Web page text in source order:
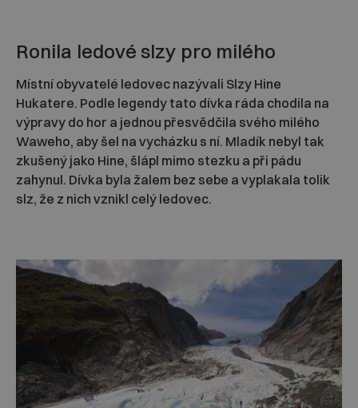
Ronila ledové slzy pro milého
Místní obyvatelé ledovec nazývali Slzy Hine
Hukatere. Podle legendy tato dívka ráda chodila na
výpravy do hor a jednou přesvědčila svého milého
Waweho, aby šel na vycházku s ní. Mladík nebyl tak
zkušený jako Hine, šlápl mimo stezku a při pádu
zahynul. Dívka byla žalem bez sebe a vyplakala tolik
slz, že z nich vznikl celý ledovec.